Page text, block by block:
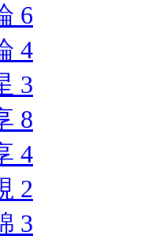
6
4
3
8
4
2
3